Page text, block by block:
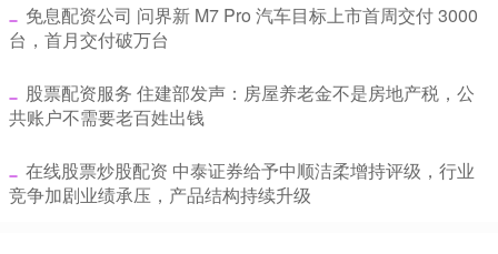
​免息配资公司 问界新 M7 Pro 汽车目标上市首周交付 3000
台，首月交付破万台
​股票配资服务 住建部发声：房屋养老金不是房地产税，公
共账户不需要老百姓出钱
​在线股票炒股配资 中泰证券给予中顺洁柔增持评级，行业
竞争加剧业绩承压，产品结构持续升级